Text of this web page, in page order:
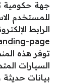
جهة حكومية
للمستخدم
الرابط
page
توفر هذه
السيارات
بيانات